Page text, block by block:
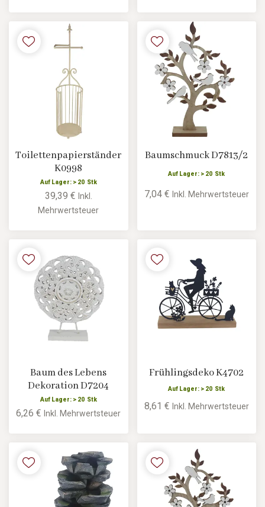
Toilettenpapierständer
K0998
Auf Lager: > 20 Stk
39,39 € Inkl.
Mehrwertsteuer
Baumschmuck D7813/2
Auf Lager: > 20 Stk
7,04 € Inkl. Mehrwertsteuer
Baum des Lebens
Dekoration D7204
Auf Lager: > 20 Stk
6,26 €Inkl. Mehrwertsteuer
Frühlingsdeko K4702
Auf Lager: > 20 Stk
8,61 € Inkl. Mehrwertsteuer